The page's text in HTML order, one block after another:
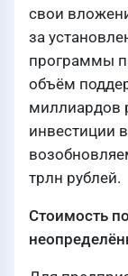
свои
за
программы
объём
миллиардов
инвестиции
трлн рублей.
Стоимость